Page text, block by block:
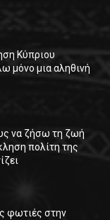
Κύπριου
μόνο μια αληθινή
να ζήσω τη ζωή
πολίτη της
φωτιές στην